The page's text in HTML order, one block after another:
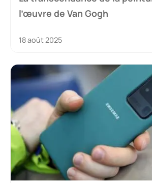
l’œuvre de Van Gogh
18 août 2025